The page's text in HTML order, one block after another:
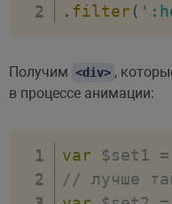
. filter (
Получим <div> ,
в процессе анимации:
var $set1 =
// лучше